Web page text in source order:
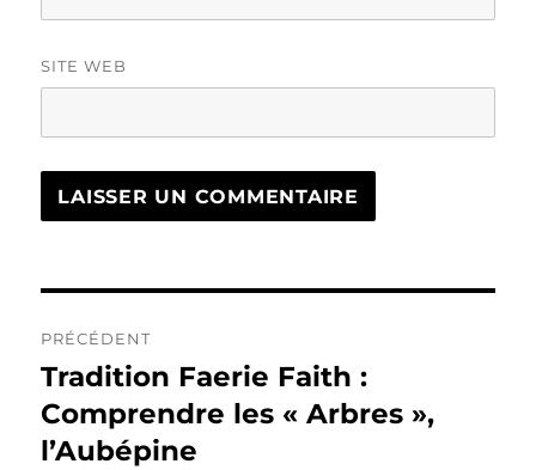
SITE WEB
de
l’article
PRÉCÉDENT
Publication
précédente :
Tradition Faerie Faith :
Comprendre les « Arbres »,
l’Aubépine